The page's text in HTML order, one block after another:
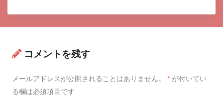
コメントを残す
メールアドレスが公開されることはありません。 * が付いてい
る欄は必須項目です